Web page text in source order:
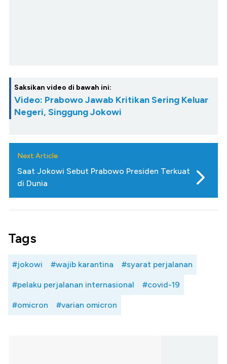
Saksikan video di bawah ini:
Video: Prabowo Jawab Kritikan Sering Keluar
Negeri, Singgung Jokowi
Next Article
Saat Jokowi Sebut Prabowo Presiden Terkuat
di Dunia
Tags
#jokowi #wajib karantina #syarat perjalanan
#pelaku perjalanan internasional #covid-19
#omicron #varian omicron